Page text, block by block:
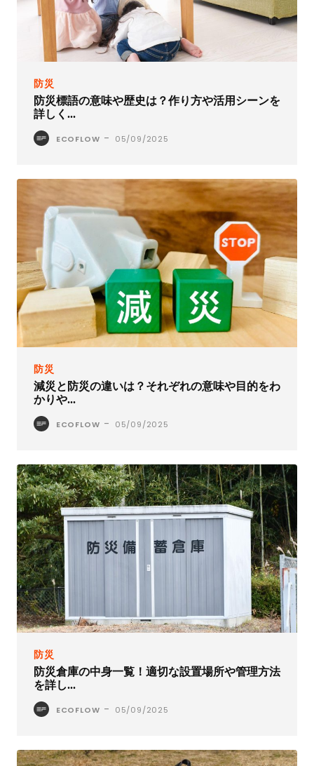
防災
防災標語の意味や歴史は？作り方や活用シーンを
詳しく...
ECOFLOW - 05/09/2025
防災
減災と防災の違いは？それぞれの意味や目的をわ
かりや...
ECOFLOW - 05/09/2025
防災
防災倉庫の中身一覧！適切な設置場所や管理方法
を詳し...
ECOFLOW - 05/09/2025